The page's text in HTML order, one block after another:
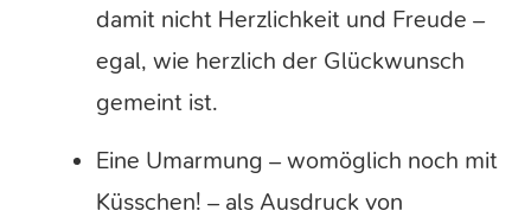
damit nicht Herzlichkeit und Freude –
egal, wie herzlich der Glückwunsch
gemeint ist.
Eine Umarmung – womöglich noch mit
Küsschen! – als Ausdruck von